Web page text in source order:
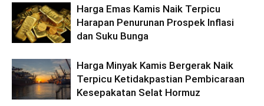
Harga Emas Kamis Naik Terpicu
Harapan Penurunan Prospek Inflasi
dan Suku Bunga
Harga Minyak Kamis Bergerak Naik
Terpicu Ketidakpastian Pembicaraan
Kesepakatan Selat Hormuz